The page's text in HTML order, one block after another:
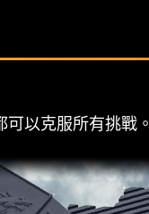
以克服所有挑戰。